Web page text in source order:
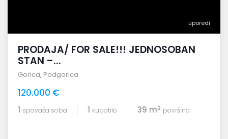
uporedi
PRODAJA/ FOR SALE!!! JEDNOSOBAN
STAN –...
Gorica, Podgorica
120.000 €
1 spavaća soba 1 kupatilo 39 m2 površina